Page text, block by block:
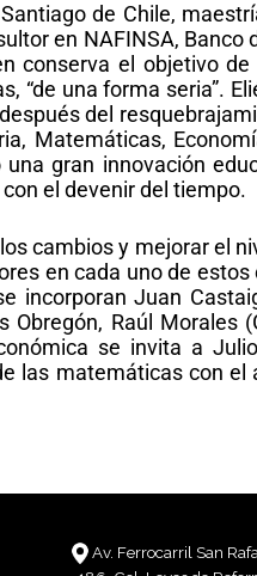
de Chile,
en NAFINSA,
conserva el objetivo
“de una forma seria”.
del
Matemáticas,
gran innovación
el devenir del tiempo.
cambios y mejorar el
en cada uno de
incorporan Juan
Raúl
se invita a
matemáticas con
Av. Ferrocarril San